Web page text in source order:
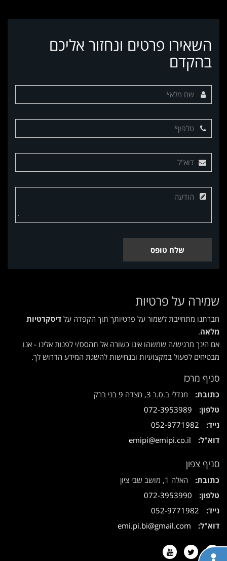
השאירו פרטים ונחזור אליכם
בהקדם
שלח טופס
שמירה על פרטיות
חברתנו מתחייבת לשמור על פרטיותך תוך הקפדה על דיסקרטיות
מלאה.
אם הינך מרגיש/ה שמשהו אינו כשורה אל תהסס/י לפנות אלינו - אנו
מבטיחים לפעול במקצועיות ובנחישות להשגת המידע הדרוש לך.
סניף מרכז
כתובת:
מגדלי ב.ס.ר 3, מצדה 9 בני ברק
טלפון:
072-3953989
נייד:
052-9771982
דוא"ל:
emipi@emipi.co.il
סניף צפון
כתובת:
האלה 1, מושב שבי ציון
טלפון:
072-3953990
נייד:
052-9771982
דוא"ל:
emi.pi.bi@gmail.com
Facebook
Twitter
Youtube
פתח